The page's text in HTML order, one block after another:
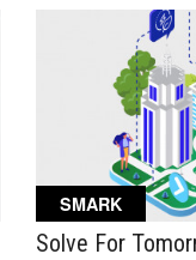
SMARK
Solve For